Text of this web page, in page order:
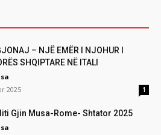
– NJË EMËR I NJOHUR I
SHQIPTARE NË ITALI
2025
1
Gjin Musa-Rome- Shtator 2025